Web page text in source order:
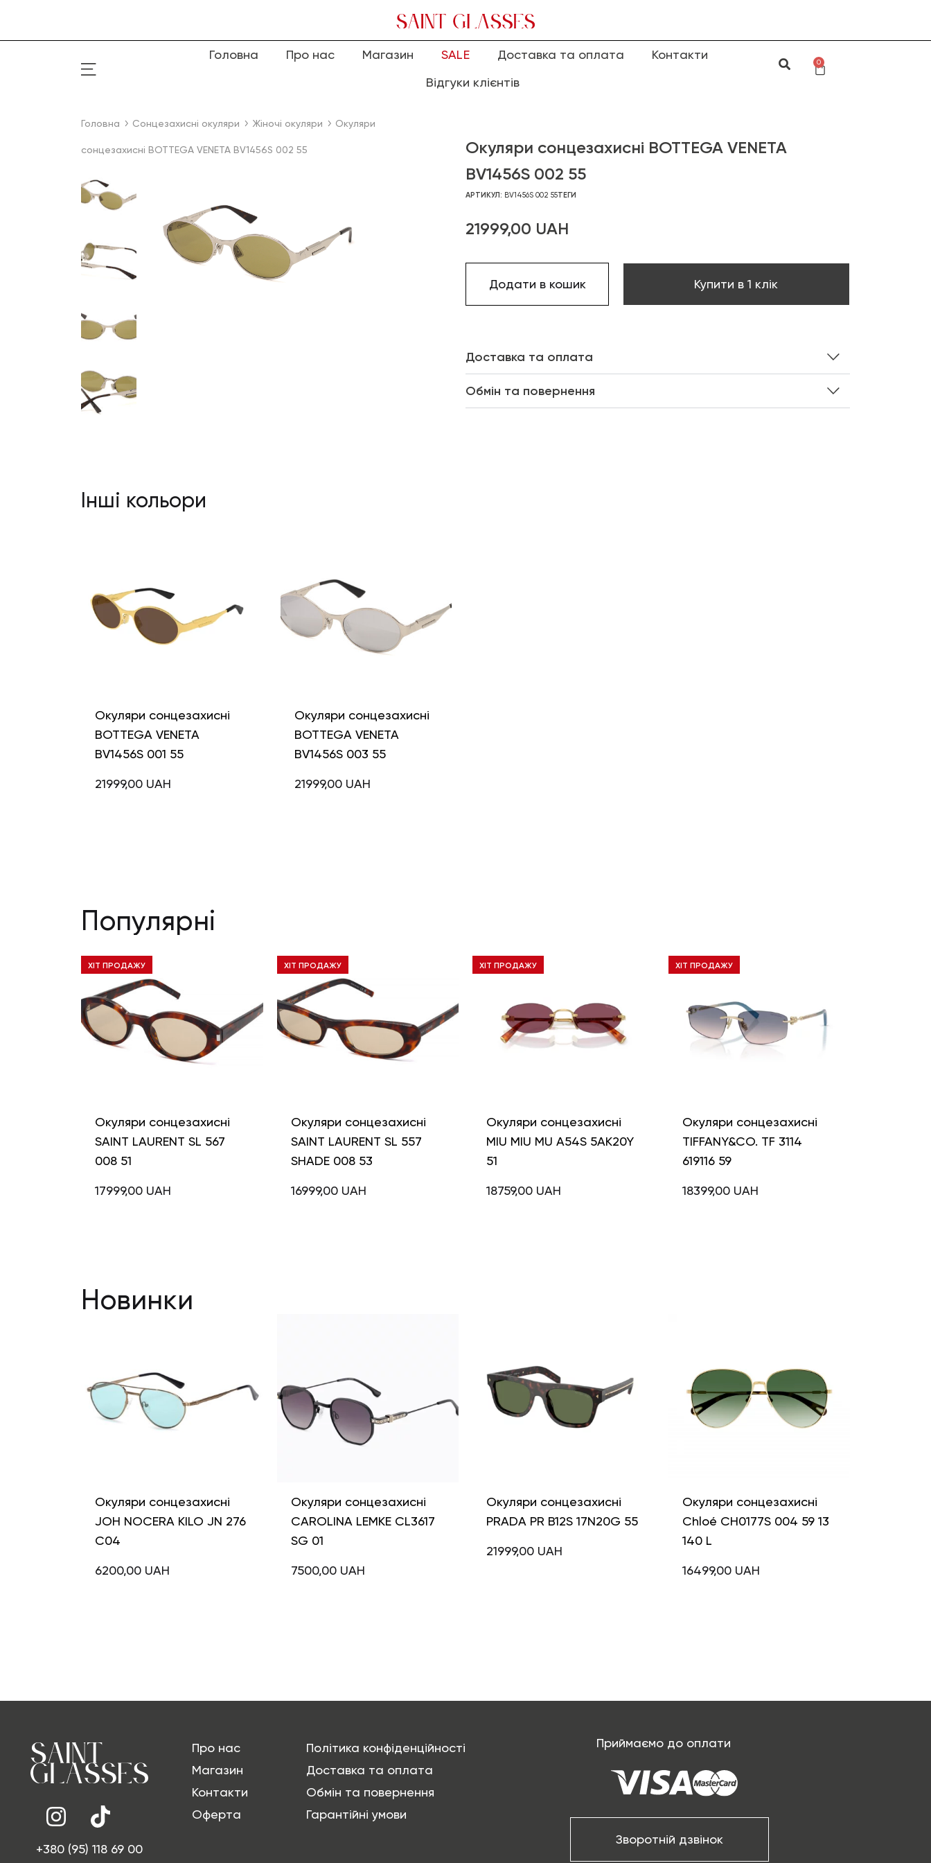
Головна Про нас Магазин SALE Доставка та оплата
Контакти
Відгуки клієнтів
0
Головна Сонцезахисні окуляри Жіночі окуляри Окуляри
сонцезахисні BOTTEGA VENETA BV1456S 002 55
Окуляри сонцезахисні BOTTEGA VENETA
BV1456S 002 55
АРТИКУЛ: BV1456S 002 55ТЕГИ
21999,00 UAH
Додати в кошик Купити в 1 клік
Доставка та оплата
Обмін та повернення
Інші кольори
Окуляри сонцезахисні
BOTTEGA VENETA
BV1456S 001 55
21999,00 UAH
Окуляри сонцезахисні
BOTTEGA VENETA
BV1456S 003 55
21999,00 UAH
Популярні
ХІТ ПРОДАЖУ
Окуляри сонцезахисні
SAINT LAURENT SL 567
008 51
17999,00 UAH
ХІТ ПРОДАЖУ
Окуляри сонцезахисні
SAINT LAURENT SL 557
SHADE 008 53
16999,00 UAH
ХІТ ПРОДАЖУ
Окуляри сонцезахисні
MIU MIU MU A54S 5AK20Y
51
18759,00 UAH
ХІТ ПРОДАЖУ
Окуляри сонцезахисні
TIFFANY&CO. TF 3114
619116 59
18399,00 UAH
Новинки
Окуляри сонцезахисні
JOH NOCERA KILO JN 276
C04
6200,00 UAH
Окуляри сонцезахисні
CAROLINA LEMKE CL3617
SG 01
7500,00 UAH
Окуляри сонцезахисні
PRADA PR B12S 17N20G 55
21999,00 UAH
Окуляри сонцезахисні
Chloé CH0177S 004 59 13
140 L
16499,00 UAH
+380 (95) 118 69 00
Про нас
Магазин
Контакти
Оферта
Політика конфіденційності
Доставка та оплата
Обмін та повернення
Гарантійні умови
Приймаємо до оплати
Зворотній дзвінок